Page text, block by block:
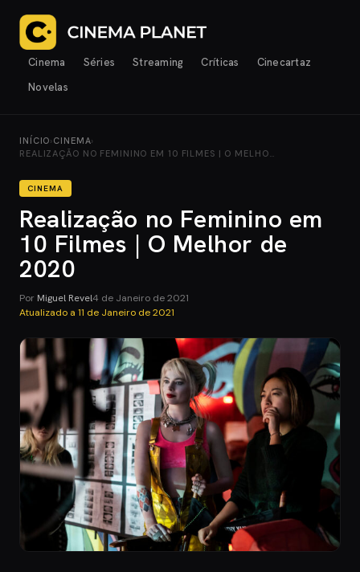
Cinema Séries Streaming Críticas
Cinecartaz
Novelas
INÍCIO› CINEMA›
REALIZAÇÃO NO FEMININO EM 10 FILMES | O MELHO…
CINEMA
Realização no Feminino em
10 Filmes | O Melhor de
2020
Por Miguel Revel4 de Janeiro de 2021
Atualizado a 11 de Janeiro de 2021